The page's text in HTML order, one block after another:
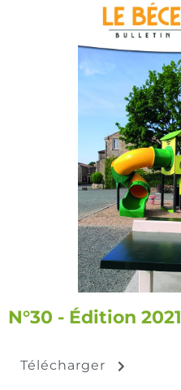
N°30 - Édition 2021
Télécharger